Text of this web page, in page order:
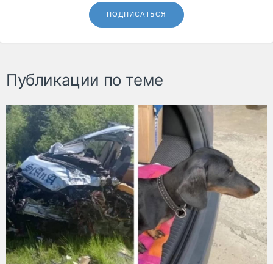
ПОДПИСАТЬСЯ
Публикации по теме